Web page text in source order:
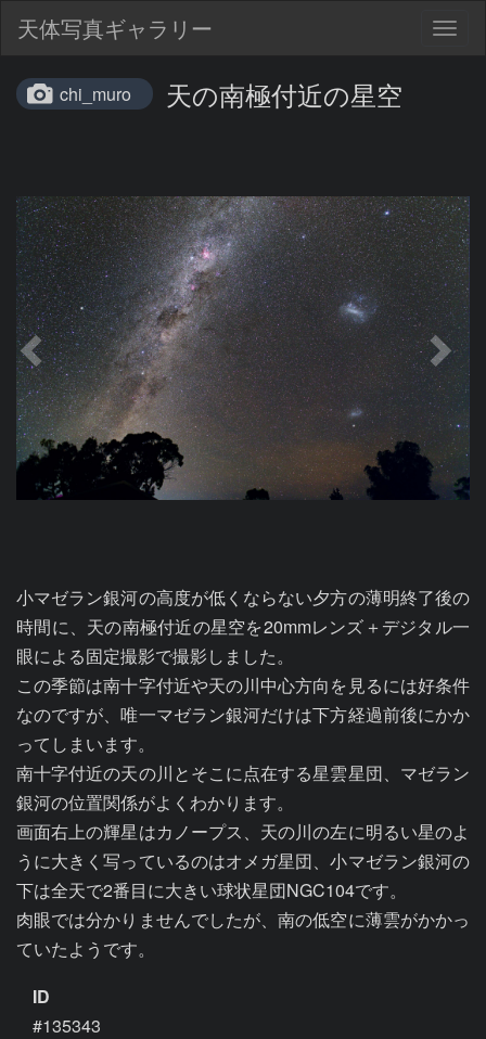
天体写真ギャラリー
chi_muro 天の南極付近の星空
小マゼラン銀河の高度が低くならない夕方の薄明終了後の
時間に、天の南極付近の星空を20mmレンズ＋デジタル一
眼による固定撮影で撮影しました。
この季節は南十字付近や天の川中心方向を見るには好条件
なのですが、唯一マゼラン銀河だけは下方経過前後にかか
ってしまいます。
南十字付近の天の川とそこに点在する星雲星団、マゼラン
銀河の位置関係がよくわかります。
画面右上の輝星はカノープス、天の川の左に明るい星のよ
うに大きく写っているのはオメガ星団、小マゼラン銀河の
下は全天で2番目に大きい球状星団NGC104です。
肉眼では分かりませんでしたが、南の低空に薄雲がかかっ
ID
#135343